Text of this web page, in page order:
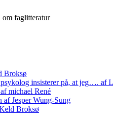
om faglitteratur
Broksø
insisterer på, at jeg…. af
michael René
Jesper Wung-Sung
Broksø